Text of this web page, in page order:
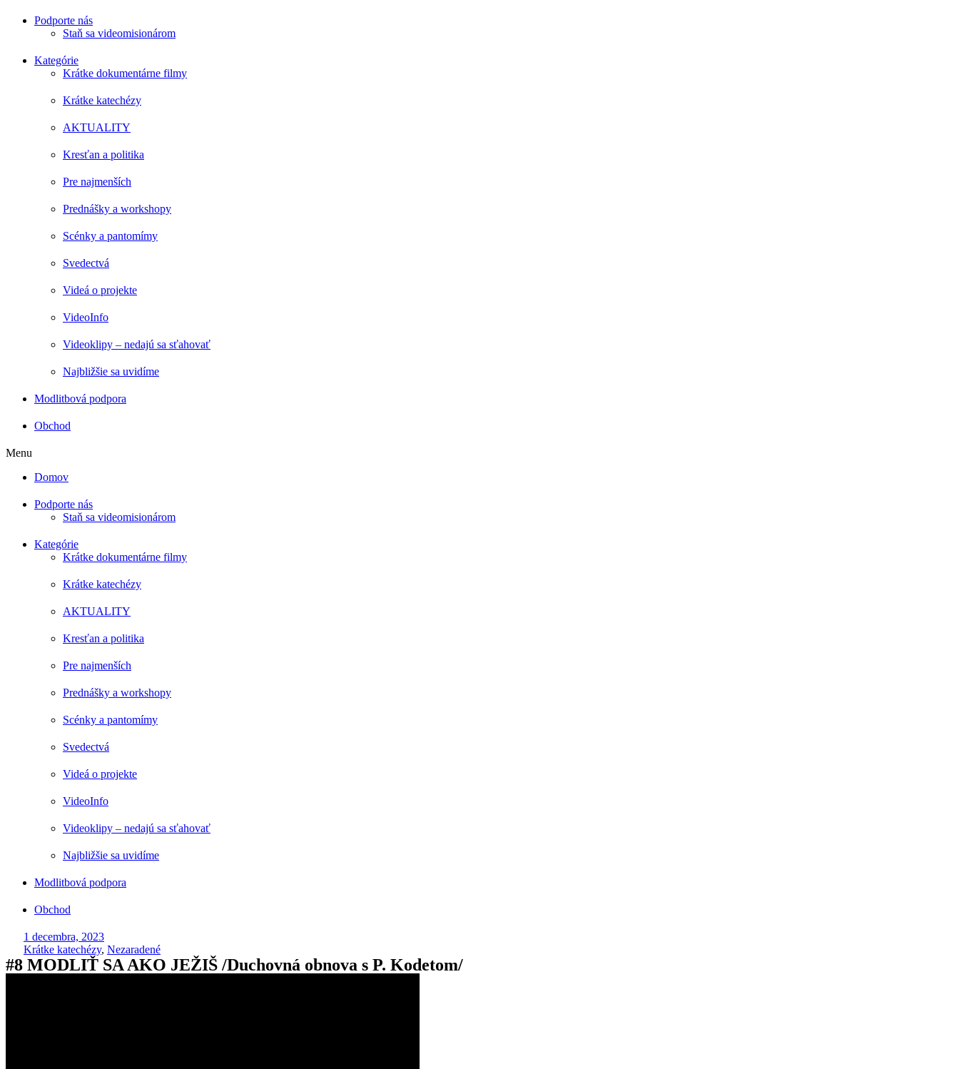
Podporte nás
Staň sa videomisionárom
Kategórie
Krátke dokumentárne filmy
Krátke katechézy
AKTUALITY
Kresťan a politika
Pre najmenších
Prednášky a workshopy
Scénky a pantomímy
Svedectvá
Videá o projekte
VideoInfo
Videoklipy – nedajú sa sťahovať
Najbližšie sa uvidíme
Modlitbová podpora
Obchod
Menu
Domov
Podporte nás
Staň sa videomisionárom
Kategórie
Krátke dokumentárne filmy
Krátke katechézy
AKTUALITY
Kresťan a politika
Pre najmenších
Prednášky a workshopy
Scénky a pantomímy
Svedectvá
Videá o projekte
VideoInfo
Videoklipy – nedajú sa sťahovať
Najbližšie sa uvidíme
Modlitbová podpora
Obchod
1 decembra, 2023
Krátke katechézy, Nezaradené
#8 MODLIŤ SA AKO JEŽIŠ /Duchovná obnova s P. Kodetom/